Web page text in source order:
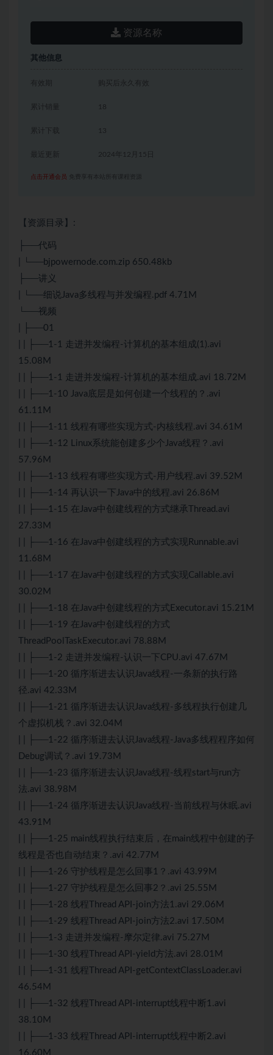
资源名称
其他信息
有效期 购买后永久有效
累计销量 18
累计下载 13
2024年12月15日
点击开通会员 免费享有本站所有课程资源
【资源目录】:
├──代码
| └──bjpowernode.com.zip 650.48kb
├──讲义
| └──细说Java多线程与并发编程.pdf 4.71M
└──视频
| ├──01
| | ├──1-1 走进并发编程-计算机的基本组成(1).avi
15.08M
| | ├──1-1 走进并发编程-计算机的基本组成.avi 18.72M
| | ├──1-10 Java底层是如何创建一个线程的？.avi
61.11M
| | ├──1-11 线程有哪些实现方式-内核线程.avi 34.61M
| | ├──1-12 Linux系统能创建多少个Java线程？.avi
57.96M
| | ├──1-13 线程有哪些实现方式-用户线程.avi 39.52M
| | ├──1-14 再认识一下Java中的线程.avi 26.86M
| | ├──1-15 在Java中创建线程的方式继承Thread.avi
27.33M
| | ├──1-16 在Java中创建线程的方式实现Runnable.avi
11.68M
| | ├──1-17 在Java中创建线程的方式实现Callable.avi
30.02M
| | ├──1-18 在Java中创建线程的方式Executor.avi 15.21M
| | ├──1-19 在Java中创建线程的方式
ThreadPoolTaskExecutor.avi 78.88M
| | ├──1-2 走进并发编程-认识一下CPU.avi 47.67M
| | ├──1-20 循序渐进去认识Java线程-一条新的执行路
径.avi 42.33M
| | ├──1-21 循序渐进去认识Java线程-多线程执行创建几
个虚拟机栈？.avi 32.04M
| | ├──1-22 循序渐进去认识Java线程-Java多线程程序如何
Debug调试？.avi 19.73M
| | ├──1-23 循序渐进去认识Java线程-线程start与run方
法.avi 38.98M
| | ├──1-24 循序渐进去认识Java线程-当前线程与休眠.avi
43.91M
| | ├──1-25 main线程执行结束后，在main线程中创建的子
线程是否也自动结束？.avi 42.77M
| | ├──1-26 守护线程是怎么回事1？.avi 43.99M
| | ├──1-27 守护线程是怎么回事2？.avi 25.55M
| | ├──1-28 线程Thread API-join方法1.avi 29.06M
| | ├──1-29 线程Thread API-join方法2.avi 17.50M
| | ├──1-3 走进并发编程-摩尔定律.avi 75.27M
| | ├──1-30 线程Thread API-yield方法.avi 28.01M
| | ├──1-31 线程Thread API-getContextClassLoader.avi
46.54M
| | ├──1-32 线程Thread API-interrupt线程中断1.avi
38.10M
| | ├──1-33 线程Thread API-interrupt线程中断2.avi
16.60M